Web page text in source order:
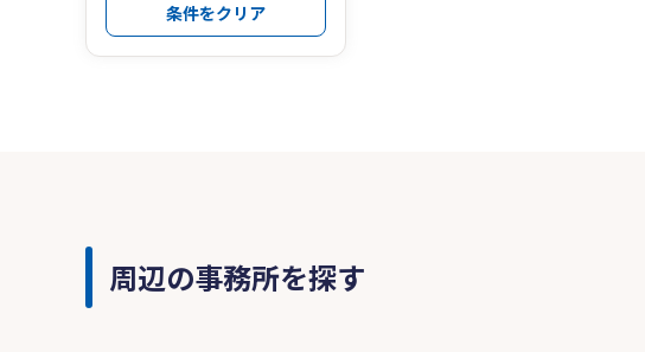
条件をクリア
周辺の事務所を探す